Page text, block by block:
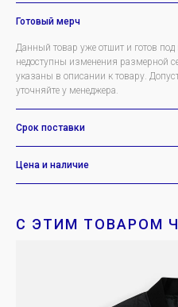
Готовый мерч
Данный товар уже отшит и готов
недоступны изменения размерной
указаны в описании к товару.
уточняйте у менеджера.
Срок поставки
Цена и наличие
С ЭТИМ ТОВАРОМ